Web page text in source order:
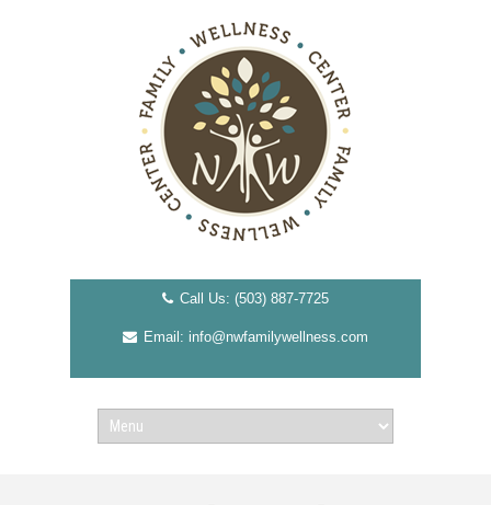
Call Us: (503) 887-7725
Email: info@nwfamilywellness.com